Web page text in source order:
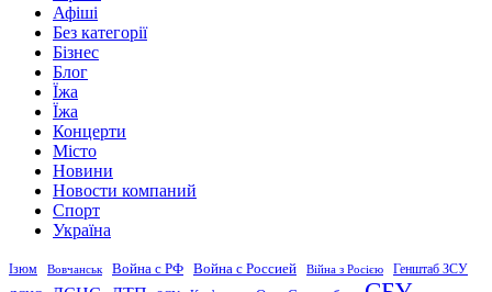
Афіші
Без категорії
Бізнес
Блог
Їжа
Їжа
Концерти
Місто
Новини
Новости компаний
Спорт
Україна
Ізюм Вовчанськ Война с РФ Война с Россией Війна з Росією Генштаб ЗСУ